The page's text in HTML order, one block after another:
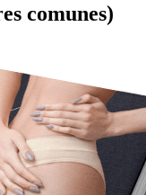
comunes)